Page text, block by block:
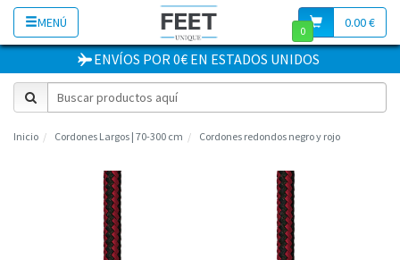
MENÚ 0.00 €
0
ENVÍOS POR 0€ EN ESTADOS UNIDOS
Inicio Cordones Largos | 70-300 cm Cordones redondos negro y rojo